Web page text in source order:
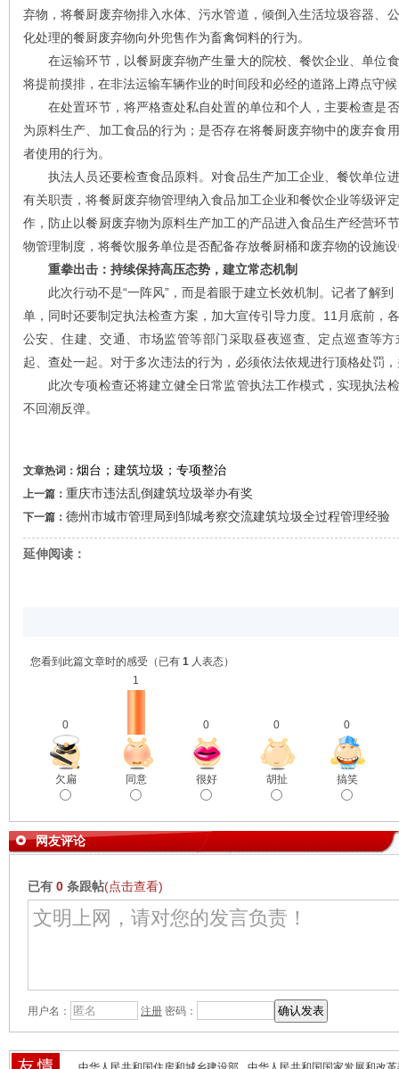
弃物，将餐厨废弃物排入水体、污水管道，倾倒入生活垃圾容器、
化处理的餐厨废弃物向外兜售作为畜禽饲料的行为。
在运输环节，以餐厨废弃物产生量大的院校、餐饮企业、单位
将提前摸排，在非法运输车辆作业的时间段和必经的道路上蹲点守
在处置环节，将严格查处私自处置的单位和个人，主要检查是
为原料生产、加工食品的行为；是否存在将餐厨废弃物中的废弃食
者使用的行为。
执法人员还要检查食品原料。对食品生产加工企业、餐饮单位
有关职责，将餐厨废弃物管理纳入食品加工企业和餐饮企业等级评
作，防止以餐厨废弃物为原料生产加工的产品进入食品生产经营环
物管理制度，将餐饮服务单位是否配备存放餐厨桶和废弃物的设施
重拳出击：持续保持高压态势，建立常态机制
此次行动不是“一阵风”，而是着眼于建立长效机制。记者了解到
单，同时还要制定执法检查方案，加大宣传引导力度。11月底前，
公安、住建、交通、市场监管等部门采取昼夜巡查、定点巡查等
起、查处一起。对于多次违法的行为，必须依法依规进行顶格处罚
此次专项检查还将建立健全日常监管执法工作模式，实现执法
不回潮反弹。
文章热词： 烟台；建筑垃圾；专项整治
上一篇： 重庆市违法乱倒建筑垃圾举办有奖
下一篇： 德州市城市管理局到邹城考察交流建筑垃圾全过程管理经验
延伸阅读：
您看到此篇文章时的感受 （已有 1 人表态）
0
欠扁
1
同意
0
很好
0
胡扯
0
搞笑
网友评论
已有 0 条跟帖(点击查看)
用户名： 注册 密码：